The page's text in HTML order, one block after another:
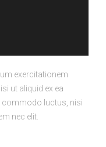
exercitationem
ut aliquid ex ea
commodo luctus, nisi
nec elit.